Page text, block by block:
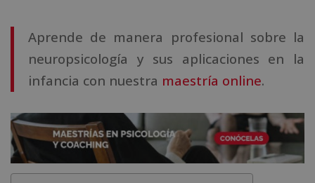
Aprende de manera profesional sobre la
neuropsicología y sus aplicaciones en la
infancia con nuestra maestría online.